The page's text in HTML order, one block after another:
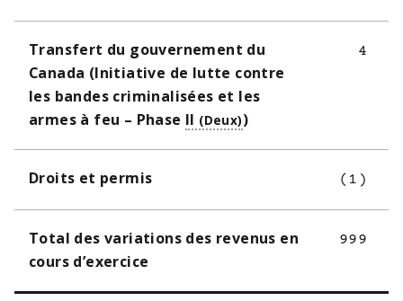
Transfert du gouvernement du
Canada (Initiative de lutte contre
les bandes criminalisées et les
armes à feu – Phase II )
4
Droits et permis (1)
Total des variations des revenus en
cours d’exercice
999